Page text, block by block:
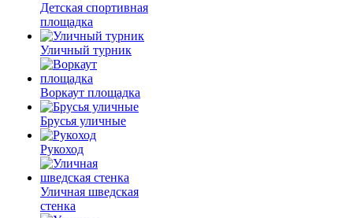
Детская спортивная
площадка
Уличный турник
Воркаут площадка
Брусья уличные
Рукоход
Уличная шведская
стенка